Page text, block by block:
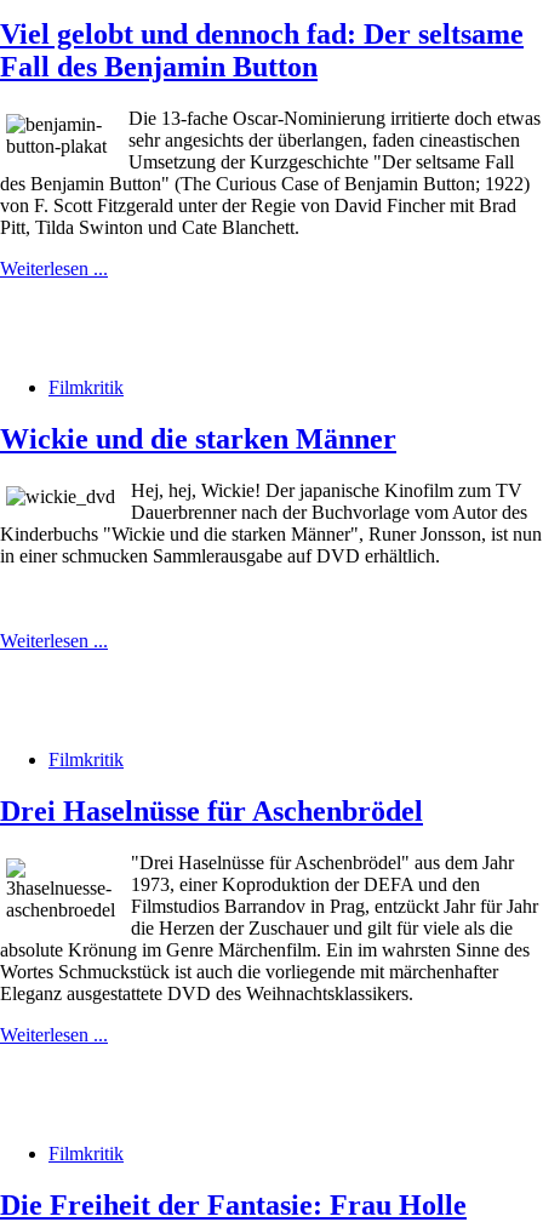
Viel gelobt und dennoch fad: Der seltsame
Fall des Benjamin Button
Die 13-fache Oscar-Nominierung irritierte doch etwas
sehr angesichts der überlangen, faden cineastischen
Umsetzung der Kurzgeschichte "Der seltsame Fall
des Benjamin Button" (The Curious Case of Benjamin Button; 1922)
von F. Scott Fitzgerald unter der Regie von David Fincher mit Brad
Pitt, Tilda Swinton und Cate Blanchett.
Weiterlesen ...
Filmkritik
Wickie und die starken Männer
Hej, hej, Wickie! Der japanische Kinofilm zum TV
Dauerbrenner nach der Buchvorlage vom Autor des
Kinderbuchs "Wickie und die starken Männer", Runer Jonsson, ist nun
in einer schmucken Sammlerausgabe auf DVD erhältlich.
Weiterlesen ...
Filmkritik
Drei Haselnüsse für Aschenbrödel
"Drei Haselnüsse für Aschenbrödel" aus dem Jahr
1973, einer Koproduktion der DEFA und den
Filmstudios Barrandov in Prag, entzückt Jahr für Jahr
die Herzen der Zuschauer und gilt für viele als die
absolute Krönung im Genre Märchenfilm. Ein im wahrsten Sinne des
Wortes Schmuckstück ist auch die vorliegende mit märchenhafter
Eleganz ausgestattete DVD des Weihnachtsklassikers.
Weiterlesen ...
Filmkritik
Die Freiheit der Fantasie: Frau Holle